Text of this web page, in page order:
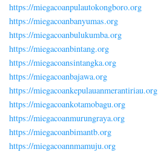
https://miegacoanpulautokongboro.org
https://miegacoanbanyumas.org
https://miegacoanbulukumba.org
https://miegacoanbintang.org
https://miegacoansintangka.org
https://miegacoanbajawa.org
https://miegacoankepulauanmerantiriau.org
https://miegacoankotamobagu.org
https://miegacoanmurungraya.org
https://miegacoanbimantb.org
https://miegacoannmamuju.org